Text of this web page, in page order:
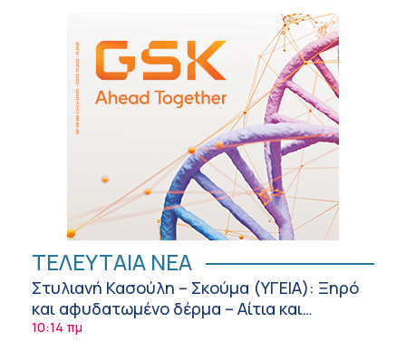
ΤΕΛΕΥΤΑΙΑ ΝΕΑ
Στυλιανή Κασούλη – Σκούμα (ΥΓΕΙΑ): Ξηρό
και αφυδατωμένο δέρμα – Αίτια και
αντιμετώπιση
10:14 πμ